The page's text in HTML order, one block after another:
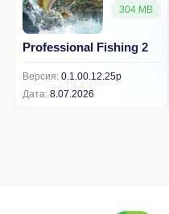
304 MB
Professional Fishing 2
Версия: 0.1.00.12.25p
Дата: 8.07.2026